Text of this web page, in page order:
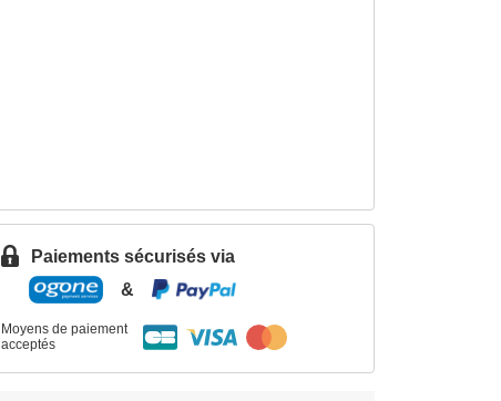
Paiements sécurisés via
&
Moyens de paiement
acceptés